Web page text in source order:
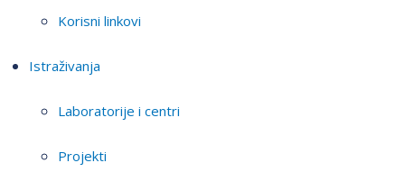
Korisni linkovi
Istraživanja
Laboratorije i centri
Projekti